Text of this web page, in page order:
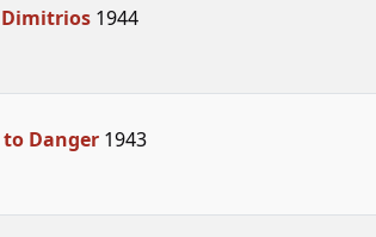
Dimitrios1944
Danger1943